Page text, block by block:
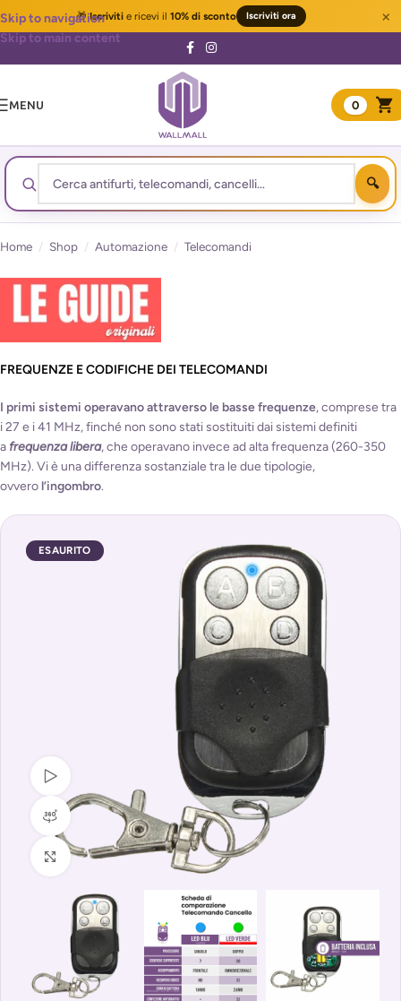
🎁Iscrivitie ricevi il 10% di sconto Iscriviti ora ×
Skip to navigation
Skip to main content
MENU 0
Home / Shop / Automazione / Telecomandi
FREQUENZE E CODIFICHE DEI TELECOMANDI
I primi sistemi operavano attraverso le basse frequenze, comprese tra
i 27 e i 41 MHz, finché non sono stati sostituiti dai sistemi definiti
a frequenza libera, che operavano invece ad alta frequenza (260-350
MHz). Vi è una differenza sostanziale tra le due tipologie,
ovvero l’ingombro.
ESAURITO
360 vista prodotto
Clicca per ingrandire